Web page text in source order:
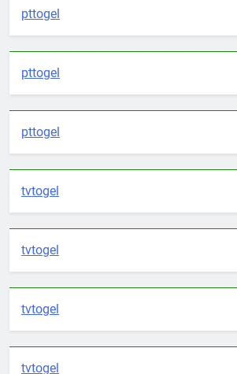
pttogel
pttogel
pttogel
tvtogel
tvtogel
tvtogel
tvtogel